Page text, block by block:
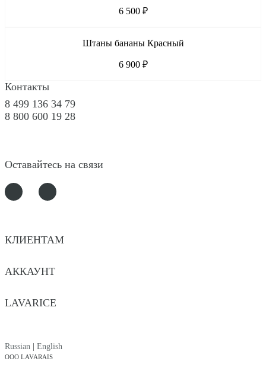
6 500 ₽
Штаны бананы Красный
6 900 ₽
КЛИЕНТАМ
АККАУНТ
LAVARICE
Контакты
8 499 136 34 79
8 800 600 19 28
Оставайтесь на связи
Russian | English
OOO LAVARAIS